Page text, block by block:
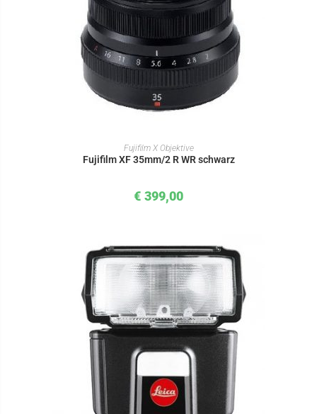
IN DEN WARENKORB
Fujifilm X Objektive
Fujifilm XF 35mm/2 R WR schwarz
€ 399,00